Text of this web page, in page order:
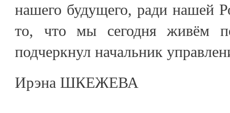
нашего будущего, ради нашей
то, что мы сегодня живём
подчеркнул начальник
Ирэна ШКЕЖЕВА